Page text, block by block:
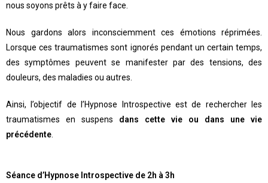
nous soyons prêts à y faire face.
Nous gardons alors inconsciemment ces émotions réprimées.
Lorsque ces traumatismes sont ignorés pendant un certain temps,
des symptômes peuvent se manifester par des tensions, des
douleurs, des maladies ou autres.
Ainsi, l’objectif de l’Hypnose Introspective est de rechercher les
traumatismes en suspens dans cette vie ou dans une vie
précédente
Séance d’Hypnose Introspective de 2h à 3h